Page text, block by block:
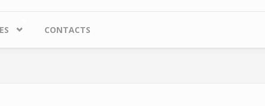
CONTACTS